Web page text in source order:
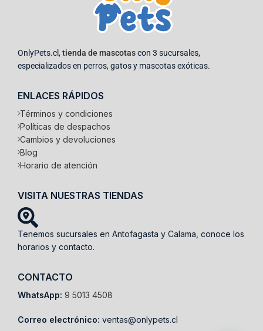
OnlyPets.cl,tienda de mascotascon 3 sucursales,
especializados en perros, gatos y mascotas exóticas.
ENLACES RÁPIDOS
Términos y condiciones
Políticas de despachos
Cambios y devoluciones
Blog
Horario de atención
VISITA NUESTRAS TIENDAS
Tenemos sucursales en Antofagasta y Calama, conoce los
horarios y contacto.
CONTACTO
WhatsApp: 9 5013 4508
Correo electrónico: ventas@onlypets.cl